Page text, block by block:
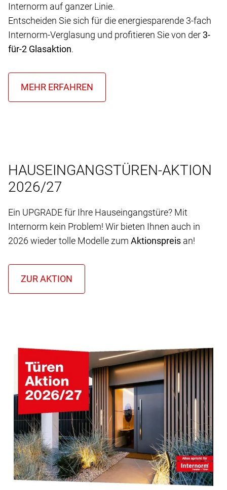
Internorm auf ganzer Linie.
Entscheiden Sie sich für die energiesparende 3-fach
Internorm-Verglasung und profitieren Sie von der 3-
für-2 Glasaktion.
HAUSEINGANGSTÜREN-AKTION
2026/27
Ein UPGRADE für Ihre Hauseingangstüre? Mit
Internorm kein Problem! Wir bieten Ihnen auch in
2026 wieder tolle Modelle zum Aktionspreis an!